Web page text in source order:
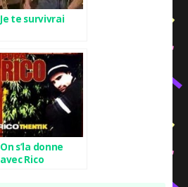
Je te survivrai
On s’la donne
avec Rico